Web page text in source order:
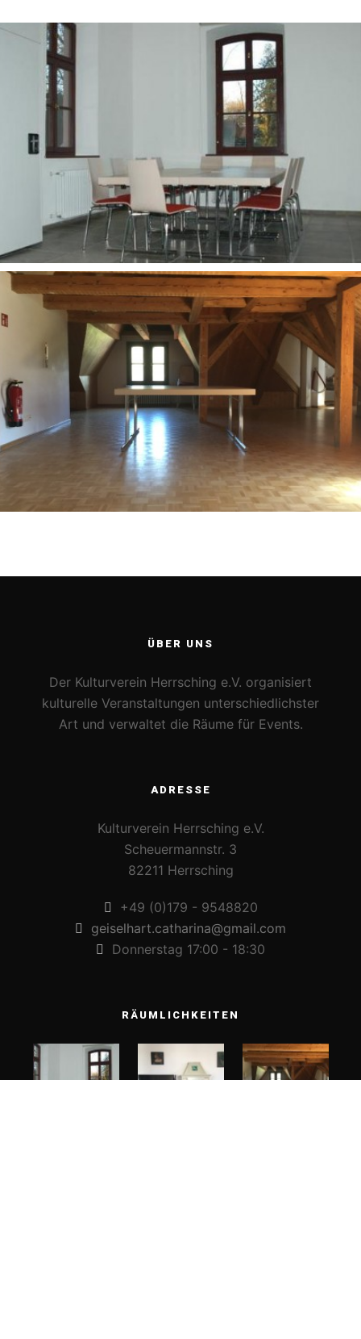
ÜBER UNS
Der Kulturverein Herrsching e.V. organisiert
kulturelle Veranstaltungen unterschiedlichster
Art und verwaltet die Räume für Events.
ADRESSE
Kulturverein Herrsching e.V.
Scheuermannstr. 3
82211 Herrsching
+49 (0)179 - 9548820
geiselhart.catharina@gmail.com
Donnerstag 17:00 - 18:30
RÄUMLICHKEITEN